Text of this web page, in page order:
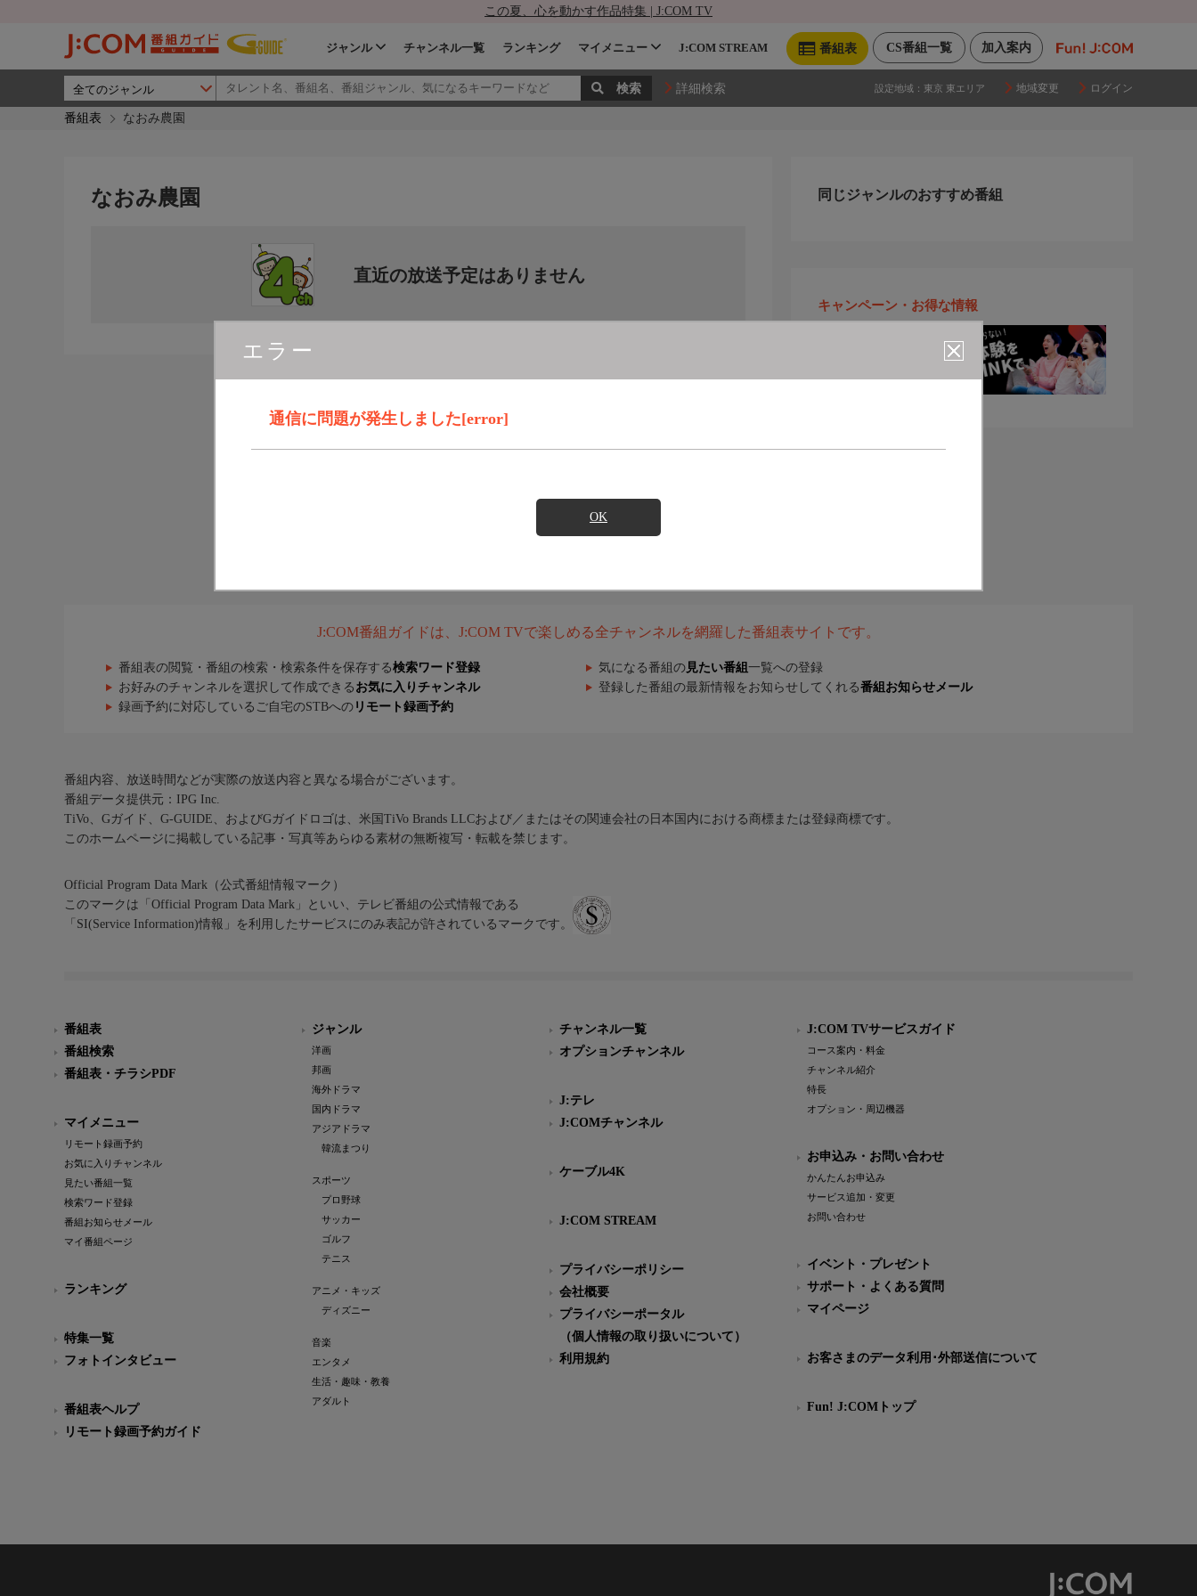
この夏、心を動かす作品特集 | J:COM TV
加入案内
CS番組一覧
番組表
ジャンル チャンネル一覧 ランキング マイメニュー J:COM STREAM
詳細検索 設定地域： 東京 東エリア 地域変更 ログイン
番組表 なおみ農園
エラー
通信に問題が発生しました[error]
OK
なおみ農園
直近の放送予定はありません
同じジャンルのおすすめ番組
キャンペーン・お得な情報
J:COM番組ガイドは、J:COM TVで楽しめる全チャンネルを網羅した番組表サイトです。
番組表の閲覧・番組の検索・検索条件を保存する検索ワード登録 気になる番組の 見たい番組 一覧への登録
お好みのチャンネルを選択して作成できる お気に入りチャンネル 登録した番組の最新情報をお知らせしてくれる番組お知らせメール
録画予約に対応しているご自宅のSTBへの リモート録画予約
番組内容、放送時間などが実際の放送内容と異なる場合がございます。
番組データ提供元：IPG Inc.
TiVo、Gガイド、G-GUIDE、およびGガイドロゴは、米国TiVo Brands LLCおよび／またはその関連会社の日本国内における商標または登録商標です。
このホームページに掲載している記事・写真等あらゆる素材の無断複写・転載を禁じます。
Official Program Data Mark（公式番組情報マーク）
このマークは「Official Program Data Mark」といい、テレビ番組の公式情報である
「SI(Service Information)情報」を利用したサービスにのみ表記が許されているマークです。
番組表
番組検索
番組表・チラシPDF
マイメニュー
リモート録画予約
お気に入りチャンネル
見たい番組一覧
検索ワード登録
番組お知らせメール
マイ番組ページ
ランキング
特集一覧
フォトインタビュー
番組表ヘルプ
リモート録画予約ガイド
ジャンル
洋画
邦画
海外ドラマ
国内ドラマ
アジアドラマ
韓流まつり
スポーツ
プロ野球
サッカー
ゴルフ
テニス
アニメ・キッズ
ディズニー
音楽
エンタメ
生活・趣味・教養
アダルト
チャンネル一覧
オプションチャンネル
J:テレ
J:COMチャンネル
ケーブル4K
J:COM STREAM
プライバシーポリシー
会社概要
プライバシーポータル
（個人情報の取り扱いについて）
利用規約
J:COM TVサービスガイド
コース案内・料金
チャンネル紹介
特長
オプション・周辺機器
お申込み・お問い合わせ
かんたんお申込み
サービス追加・変更
お問い合わせ
イベント・プレゼント
サポート・よくある質問
マイページ
お客さまのデータ利用･外部送信について
Fun! J:COMトップ